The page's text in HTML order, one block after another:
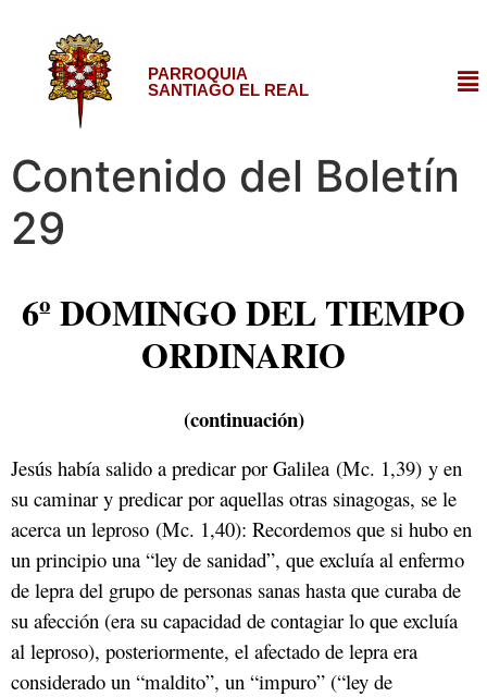
PARROQUIA
SANTIAGO EL REAL
Contenido del Boletín
29
6º DOMINGO DEL TIEMPO
ORDINARIO
(continuación)
Jesús había salido a predicar por Galilea (Mc. 1,39) y en
su caminar y predicar por aquellas otras sinagogas, se le
acerca un leproso (Mc. 1,40): Recordemos que si hubo en
un principio una “ley de sanidad”, que excluía al enfermo
de lepra del grupo de personas sanas hasta que curaba de
su afección (era su capacidad de contagiar lo que excluía
al leproso), posteriormente, el afectado de lepra era
considerado un “maldito”, un “impuro” (“ley de